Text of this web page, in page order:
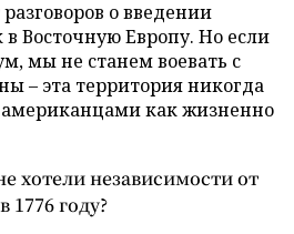
о введении
Восточную Европу. Но если
мы не станем воевать с
– эта территория никогда
американцами как жизненно
хотели независимости от
1776 году?